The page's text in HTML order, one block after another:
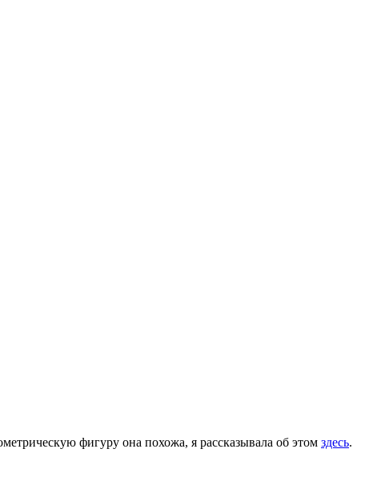
фигуру она похожа, я рассказывала об этом здесь.